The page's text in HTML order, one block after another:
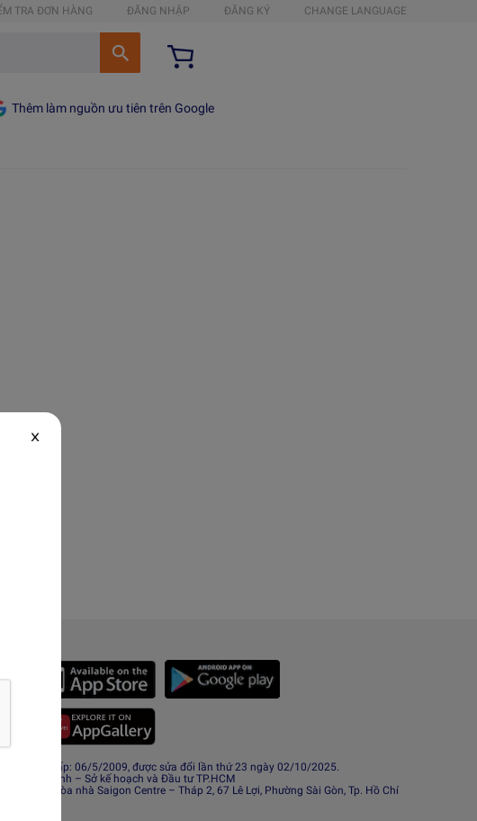
TRA ĐƠN HÀNG ĐĂNG NHẬP ĐĂNG KÝ CHANGE LANGUAGE
Thêm làm nguồn ưu tiên trên Google
– Ngày cấp: 06/5/2009, được sửa đổi lần thứ 23 ngày 02/10/2025.
kinh doanh – Sở kế hoạch và Đầu tư TP.HCM
Tầng 19, Tòa nhà Saigon Centre – Tháp 2, 67 Lê Lợi, Phường Sài Gòn, Tp. Hồ Chí
X